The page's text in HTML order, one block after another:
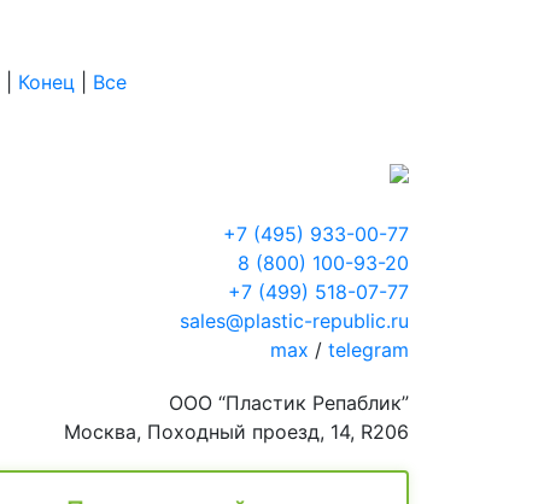
Конец Все
+7 (495) 933-00-77
8 (800) 100-93-20
+7 (499) 518-07-77
sales@plastic-republic.ru
max / telegram
ООО “Пластик Репаблик”
Москва, Походный проезд, 14, R206